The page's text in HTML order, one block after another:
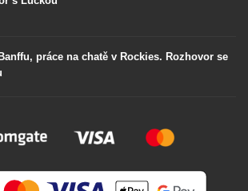
práce na chatě v Rockies. Rozhovor se